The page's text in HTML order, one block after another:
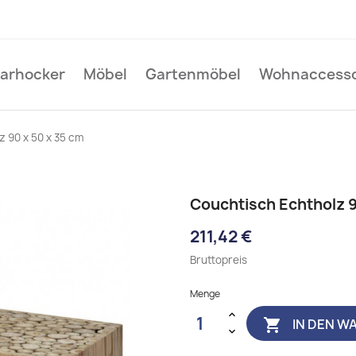
Möbel Gartenmöbel
90 x 50 x 35 cm
Couchtisch Echtholz
211,42 €
Bruttopreis
Menge
 IN DEN